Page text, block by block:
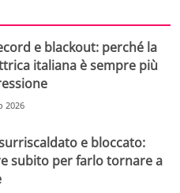
e blackout: perché la
italiana è sempre più
2026
e bloccato:
subito per farlo tornare a